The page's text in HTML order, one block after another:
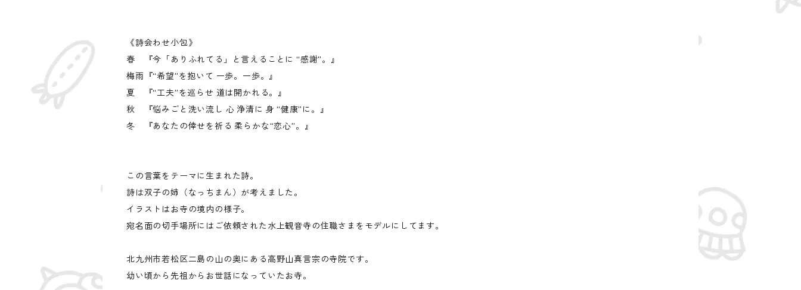
《詩会わせ小包》
春 『今「ありふれてる」と言えることに “感謝”。』
梅雨『“希望”を抱いて 一歩。一歩。』
夏 『“工夫”を巡らせ 道は開かれる。』
秋 『悩みごと洗い流し 心 浄清に 身 “健康”に。』
冬 『あなたの倖せを祈る 柔らかな“恋心”。』
この言葉をテーマに生まれた詩。
詩は双子の姉（なっちまん）が考えました。
イラストはお寺の境内の様子。
宛名面の切手場所にはご依頼された水上観音寺の住職さまをモデルにしてます。
北九州市若松区二島の山の奥にある高野山真言宗の寺院です。
幼い頃から先祖からお世話になっていたお寺。